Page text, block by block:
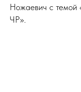
Ножаевич с темой
ЧР».